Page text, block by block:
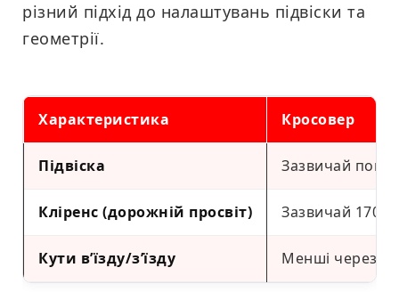
різний підхід до налаштувань підвіски та
геометрії.
Характеристика Кросовер
Підвіска Зазвичай
Кліренс (дорожній просвіт) Зазвичай 170-
Кути в’їзду/з’їзду Менші через